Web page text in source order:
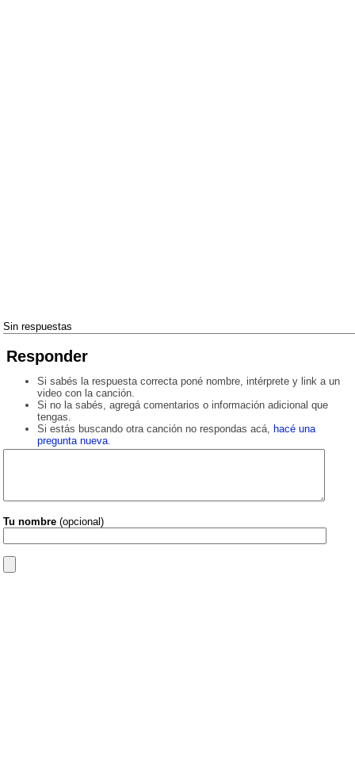
Sin respuestas
Responder
Si sabés la respuesta correcta poné nombre, intérprete y link a un
video con la canción.
Si no la sabés, agregá comentarios o información adicional que
tengas.
Si estás buscando otra canción no respondas acá, hacé una
pregunta nueva.
Tu nombre (opcional)